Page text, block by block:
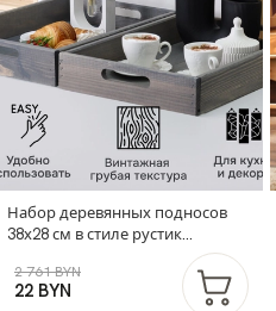
Набор деревянных подносов
38х28 см в стиле рустик
(состаренный), 2 шт, столики для
завтрака в постель Флоутард,
для кухни, серый
2 761 BYN
22 BYN